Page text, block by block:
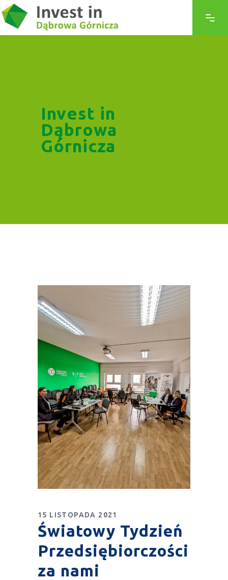
Invest in
Dąbrowa
Górnicza
15 LISTOPADA 2021
Światowy Tydzień
Przedsiębiorczości
za nami